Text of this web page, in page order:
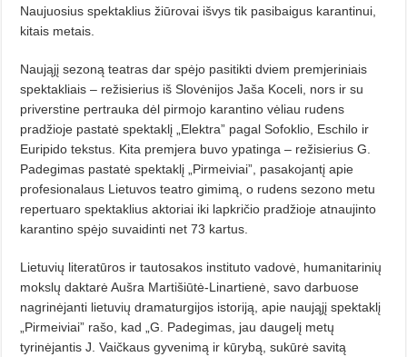
Naujuosius spektaklius žiūrovai išvys tik pasibaigus karantinui,
kitais metais.
Naująjį sezoną teatras dar spėjo pasitikti dviem premjeriniais
spektakliais – režisierius iš Slovėnijos Jaša Koceli, nors ir su
priverstine pertrauka dėl pirmojo karantino vėliau rudens
pradžioje pastatė spektaklį „Elektra” pagal Sofoklio, Eschilo ir
Euripido tekstus. Kita premjera buvo ypatinga – režisierius G.
Padegimas pastatė spektaklį „Pirmeiviai”, pasakojantį apie
profesionalaus Lietuvos teatro gimimą, o rudens sezono metu
repertuaro spektaklius aktoriai iki lapkričio pradžioje atnaujinto
karantino spėjo suvaidinti net 73 kartus.
Lietuvių literatūros ir tautosakos instituto vadovė, humanitarinių
mokslų daktarė Aušra Martišiūtė-Linartienė, savo darbuose
nagrinėjanti lietuvių dramaturgijos istoriją, apie naująjį spektaklį
„Pirmeiviai” rašo, kad „G. Padegimas, jau daugelį metų
tyrinėjantis J. Vaičkaus gyvenimą ir kūrybą, sukūrė savitą